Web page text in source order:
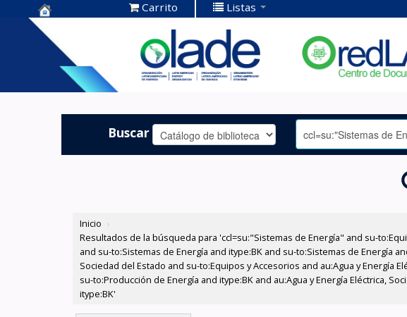
Centro de
Documentación
OLADE -
Carrito Listas
Buscar
Inicio ›
Resultados de la búsqueda para 'ccl=su:"Sistemas de Energía" and su-
and su-to:Sistemas de Energía and itype:BK and su-to:Sistemas de Energía
Sociedad del Estado and su-to:Equipos y Accesorios and au:Agua y Energía
su-to:Producción de Energía and itype:BK and au:Agua y Energía Eléctrica,
itype:BK'